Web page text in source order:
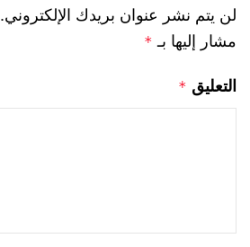
لن يتم نشر عنوان بريدك الإلكتروني.
مشار إليها بـ *
التعليق *